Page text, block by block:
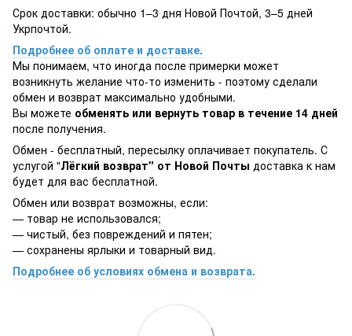
Срок доставки: обычно 1–3 дня Новой Почтой, 3–5 дней
Укрпочтой.
Подробнее об оплате и доставке.
Мы понимаем, что иногда после примерки может
возникнуть желание что-то изменить - поэтому сделали
обмен и возврат максимально удобными.
Вы можете обменять или вернуть товар в течение 14 дней
после получения.
Обмен - бесплатный, пересылку оплачивает покупатель. С
услугой "Лёгкий возврат" от Новой Почты доставка к нам
будет для вас бесплатной.
Обмен или возврат возможны, если:
— товар не использовался;
— чистый, без повреждений и пятен;
— сохранены ярлыки и товарный вид.
Подробнее об условиях обмена и возврата.